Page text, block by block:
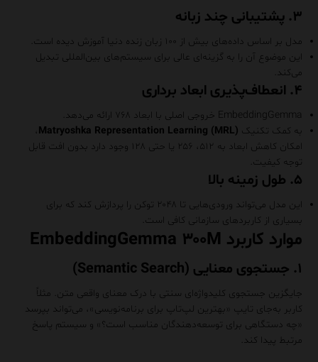
۳. پشتیبانی چند زبانه
مدل بر اساس داده‌های بیش از ۱۰۰ زبان زنده دنیا آموزش دیده است.
این موضوع آن را به گزینه‌ای عالی برای سیستم‌های بین‌المللی تبدیل
می‌کند.
۴. انعطاف‌پذیری ابعاد برداری
EmbeddingGemma خروجی اصلی با ابعاد ۷۶۸ ارائه می‌دهد.
به کمک تکنیک Matryoshka Representation Learning (MRL)،
امکان کاهش ابعاد به ۵۱۲، ۲۵۶ یا حتی ۱۲۸ وجود دارد بدون افت قابل‌
توجه کیفیت.
۵. طول زمینه بالا
این مدل می‌تواند ورودی‌هایی تا ۲۰۴۸ توکن را پردازش کند که برای
بسیاری از کاربردهای سازمانی کافی است.
موارد کاربرد EmbeddingGemma ۳۰۰M
۱. جستجوی معنایی (Semantic Search)
جایگزین جستجوی کلیدواژه‌ای سنتی با درک معنای واقعی متن. مثلاً
کاربر به‌جای تایپ «بهترین لپ‌تاپ برای برنامه‌نویسی»، می‌تواند بپرسد
«چه دستگاهی برای توسعه‌دهندگان مناسب است؟» و سیستم پاسخ
مرتبط پیدا کند.